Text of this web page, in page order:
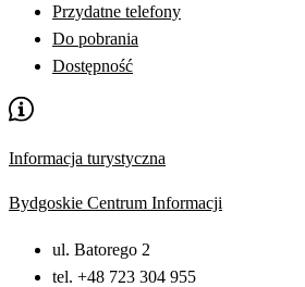
Przydatne telefony
Do pobrania
Dostępność
Informacja turystyczna
Bydgoskie Centrum Informacji
ul. Batorego 2
tel. +48 723 304 955